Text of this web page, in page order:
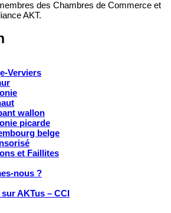
des Chambres de Commerce et
AKT.
Verviers
wallon
picarde
belge
et Faillites
nous ?
AKTus – CCI